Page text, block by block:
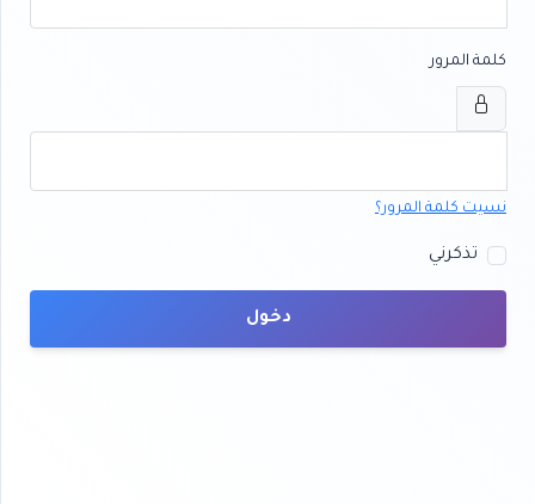
كلمة المرور
نسيت كلمة المرور؟
تذكرني
دخول